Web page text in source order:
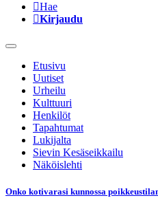
Hae
Kirjaudu
Etusivu
Uutiset
Urheilu
Kulttuuri
Henkilöt
Tapahtumat
Lukijalta
Sievin Kesäseikkailu
Näköislehti
Onko kotivarasi kunnossa